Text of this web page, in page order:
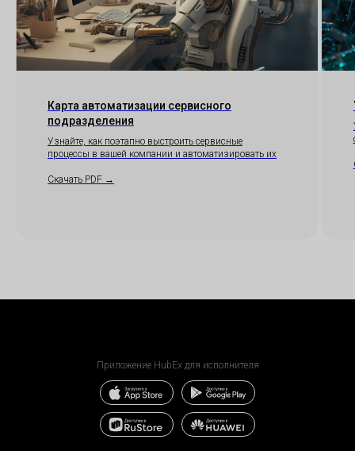
Карта автоматизации сервисного
подразделения
Узнайте, как поэтапно выстроить сервисные
процессы в вашей компании и автоматизировать их
Скачать PDF →
Приложение HubEx для исполнителя
Скачать
Скачать
Скачать